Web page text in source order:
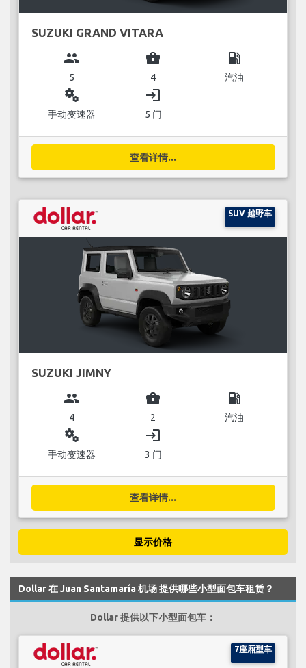
SUZUKI GRAND VITARA
group
5
business_center
4
local_gas_station
汽油
miscellaneous_services
手动变速器
login
5 门
查看详情...
SUV 越野车
SUZUKI JIMNY
group
4
business_center
2
local_gas_station
汽油
miscellaneous_services
手动变速器
login
3 门
查看详情...
显示价格
Dollar 在 Juan Santamaría 机场 提供哪些小型面包车租赁？
Dollar 提供以下小型面包车：
7座厢型车